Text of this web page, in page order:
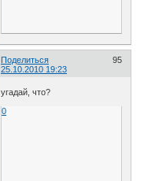
Поделиться
95
25.10.2010 19:23
угадай, что?
0